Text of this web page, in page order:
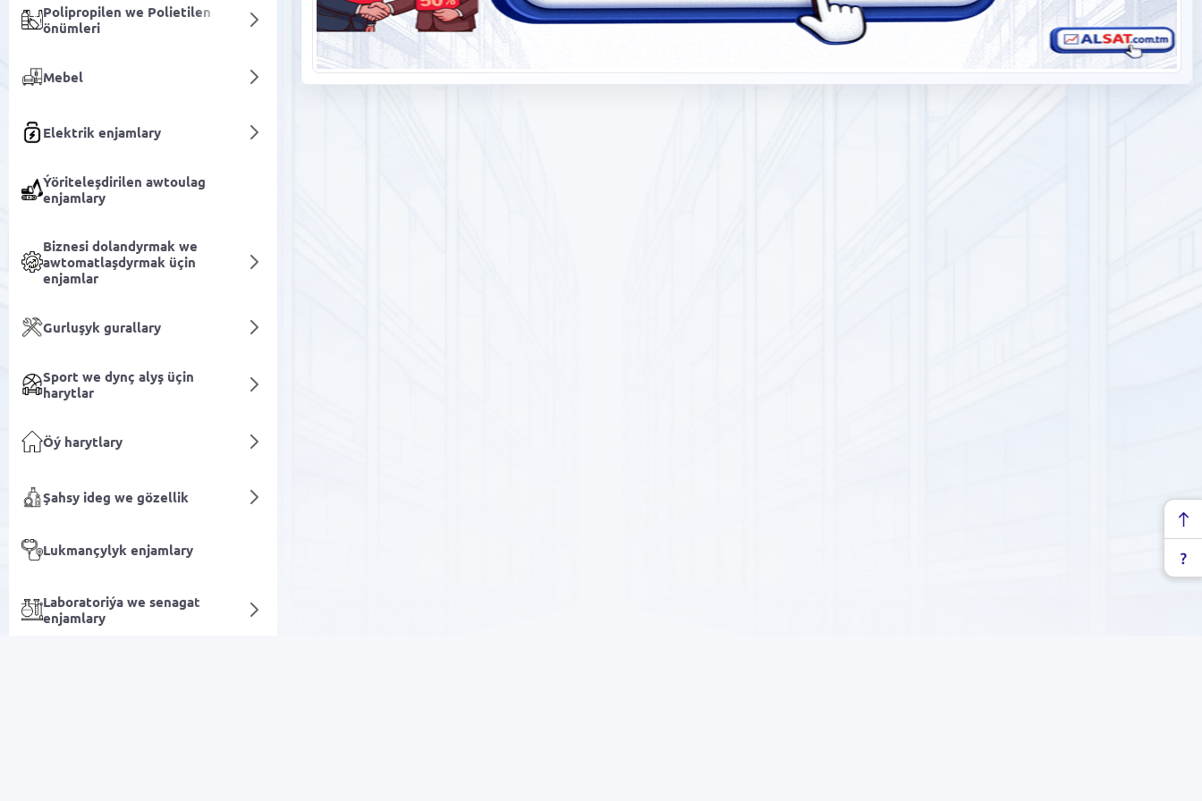
Polipropilen we Polietilen
önümleri
Mebel
Elektrik enjamlary
Ýöriteleşdirilen awtoulag
enjamlary
Biznesi dolandyrmak we
awtomatlaşdyrmak üçin
enjamlar
Gurluşyk gurallary
Sport we dynç alyş üçin
harytlar
Öý harytlary
Şahsy ideg we gözellik
Lukmançylyk enjamlary
Laboratoriýa we senagat
enjamlary